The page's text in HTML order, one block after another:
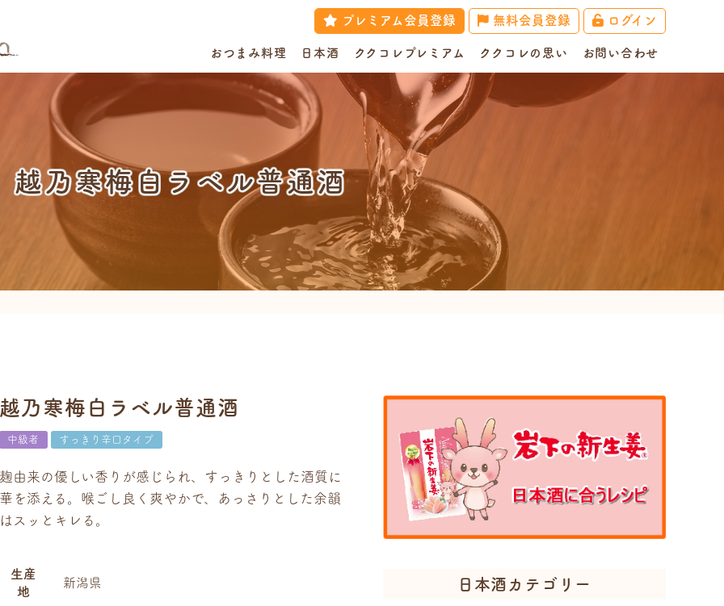
プレミアム会員登録 無料会員登録 ログイン
おつまみ料理 日本酒 ククコレプレミアム ククコレの思い お問い合わせ
越乃寒梅白ラベル普通酒
越乃寒梅白ラベル普通酒
中級者 すっきり辛口タイプ
麹由来の優しい香りが感じられ、すっきりとした酒質に
華を添える。喉ごし良く爽やかで、あっさりとした余韻
はスッとキレる。
生産
地
新潟県 日本酒カテゴリー